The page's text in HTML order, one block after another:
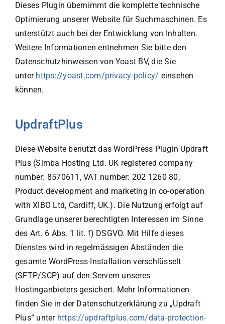
Dieses Plugin übernimmt die komplette technische
Optimierung unserer Website für Suchma­schinen. Es
unterstützt auch bei der Entwicklung von Inhalten.
Weitere Informationen entnehmen Sie bitte den
Datenschutzhinweisen von Yoast BV, die Sie
unter https://yoast.com/privacy-policy/ einsehen
können.
UpdraftPlus
Diese Website benutzt das WordPress Plugin Updraft
Plus (Simba Hosting Ltd. UK registered company
number: 8570611, VAT number: 202 1260 80,
Product development and marketing in co-operation
with XIBO Ltd, Cardiff, UK.). Die Nutzung erfolgt auf
Grundlage unserer berechtigten Interessen im Sinne
des Art. 6 Abs. 1 lit. f) DSGVO. Mit Hilfe dieses
Dienstes wird in regelmässigen Abständen die
gesamte WordPress-Installation verschlüsselt
(SFTP/SCP) auf den Servern unseres
Hostinganbieters gesichert. Mehr Informationen
finden Sie in der Datenschutzerklärung zu „Updraft
Plus“ unter https://updraftplus.com/data-protection-